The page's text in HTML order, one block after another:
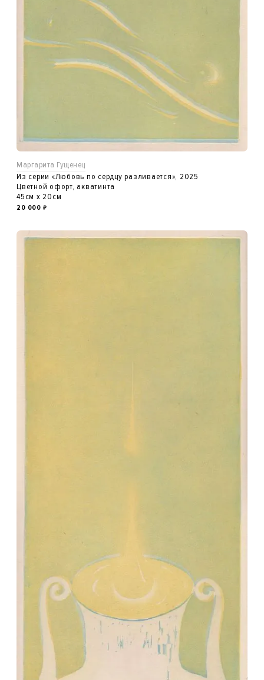
Маргарита Гущенец
Из серии «Любовь по сердцу разливается», 2025
Цветной офорт, акватинта
45см x 20см
20 000 ₽